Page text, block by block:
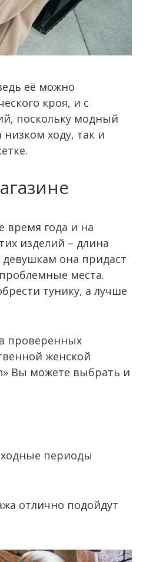
её можно
кроя, и с
поскольку модный
ходу, так и
время года и на
изделий – длина
она придаст
места.
тунику, а лучше
проверенных
женской
Вы можете выбрать и
периоды
отлично подойдут